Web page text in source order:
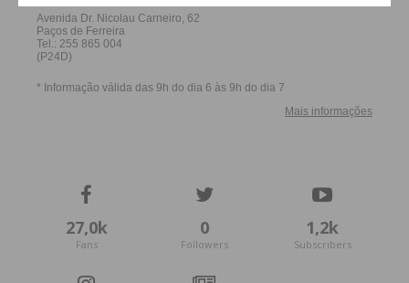
27,0k
Fans
0
Followers
1,2k
Subscribers